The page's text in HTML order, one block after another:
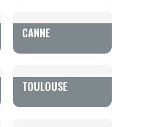
CANNE
TOULOUSE